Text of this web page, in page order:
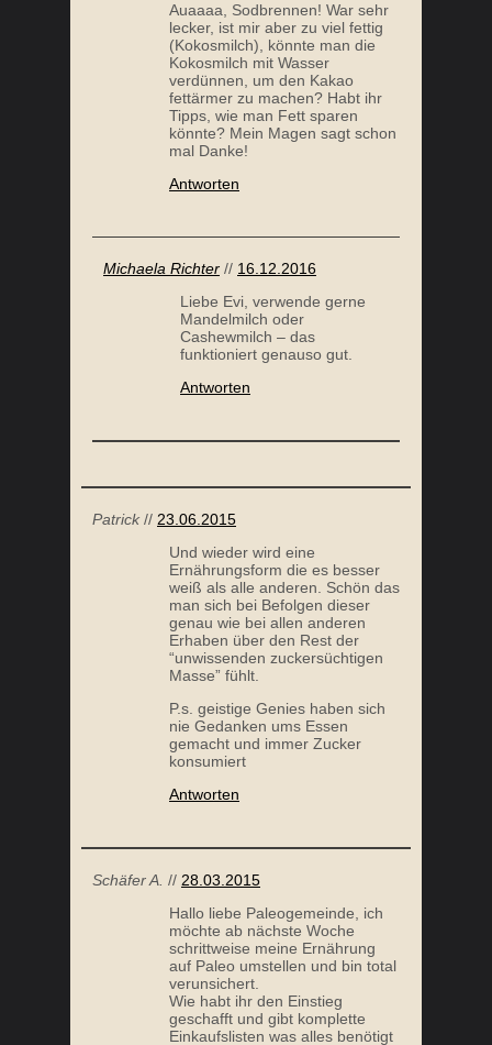
Auaaaa, Sodbrennen! War sehr
lecker, ist mir aber zu viel fettig
(Kokosmilch), könnte man die
Kokosmilch mit Wasser
verdünnen, um den Kakao
fettärmer zu machen? Habt ihr
Tipps, wie man Fett sparen
könnte? Mein Magen sagt schon
mal Danke!
Antworten
Michaela Richter // 16.12.2016
Liebe Evi, verwende gerne
Mandelmilch oder
Cashewmilch – das
funktioniert genauso gut.
Antworten
Patrick // 23.06.2015
Und wieder wird eine
Ernährungsform die es besser
weiß als alle anderen. Schön das
man sich bei Befolgen dieser
genau wie bei allen anderen
Erhaben über den Rest der
“unwissenden zuckersüchtigen
Masse” fühlt.
P.s. geistige Genies haben sich
nie Gedanken ums Essen
gemacht und immer Zucker
konsumiert
Antworten
Schäfer A. // 28.03.2015
Hallo liebe Paleogemeinde, ich
möchte ab nächste Woche
schrittweise meine Ernährung
auf Paleo umstellen und bin total
verunsichert.
Wie habt ihr den Einstieg
geschafft und gibt komplette
Einkaufslisten was alles benötigt